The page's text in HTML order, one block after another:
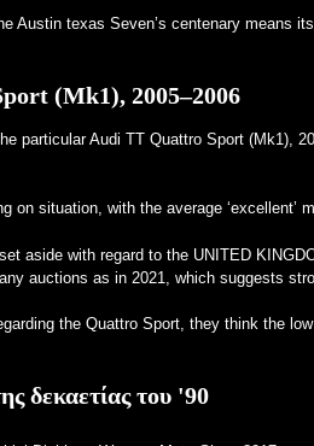
Austin texas Seven’s centenary means
(Mk1), 2005–2006
particular Audi TT Quattro Sport (Mk1),
on situation, with the average ‘excellent’
aside with regard to the UNITED
auctions as in 2021, which suggests
the Quattro Sport, they think the
δεκαετίας του '90